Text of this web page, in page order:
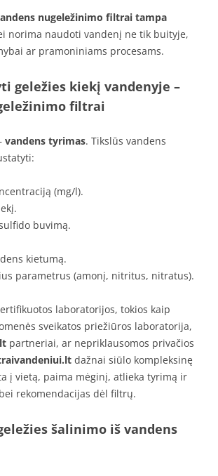
nugeležinimo filtrai tampa
norima naudoti vandenį ne tik buityje,
ar pramoniniams procesams.
geležies kiekį vandenyje –
filtrai
vandens tyrimas. Tikslūs vandens
(mg/l).
buvimą.
kietumą.
parametrus (amonį, nitritus, nitratus).
laboratorijos, tokios kaip
sveikatos priežiūros laboratorija,
partneriai, ar nepriklausomos privačios
dažnai siūlo kompleksinę
į vietą, paima mėginį, atlieka tyrimą ir
rekomendacijas dėl filtrų.
šalinimo iš vandens